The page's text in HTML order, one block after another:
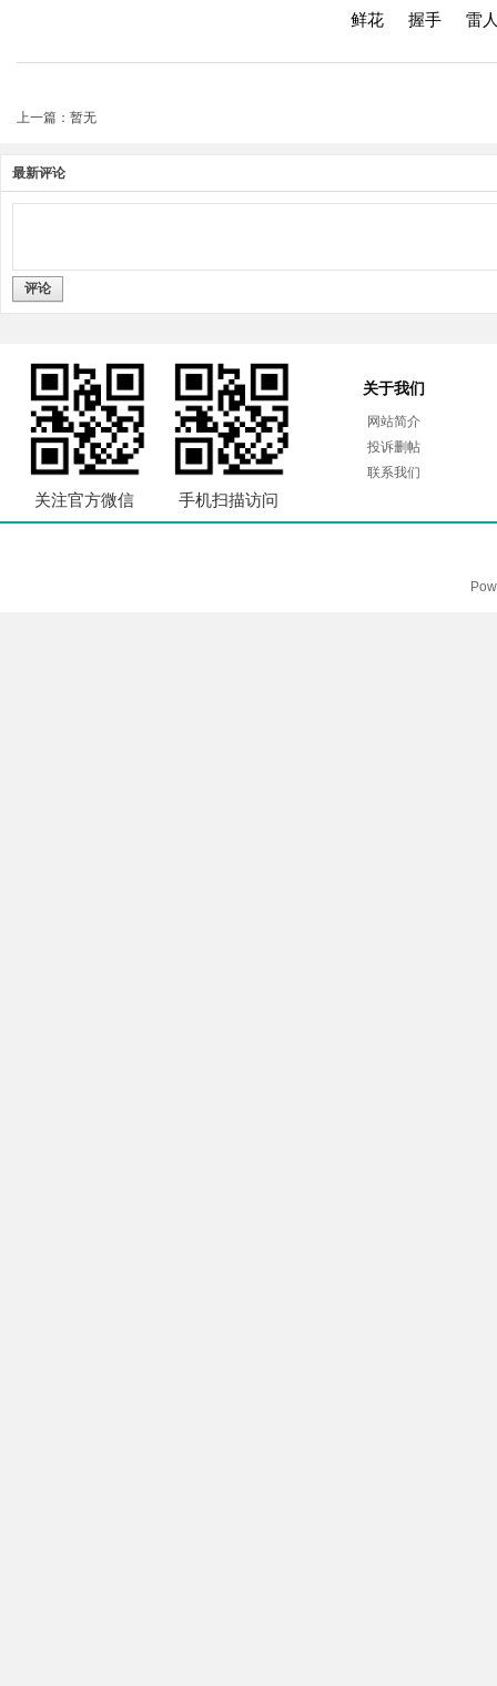
鲜花 握手 雷
上一篇：暂无
最新评论
评论
关注官方微信 手机扫描访问
关于我们
网站简介
投诉删帖
联系我们